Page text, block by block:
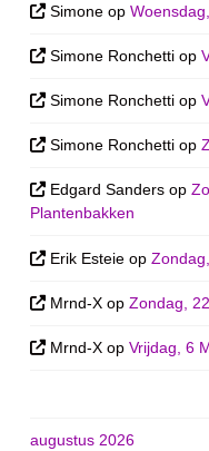
Simone op
Simone Ronchetti op
Simone Ronchetti op
Simone Ronchetti op
Edgard Sanders op
Plantenbakken
Erik Esteie op
Mrnd-X opZondag,
Mrnd-X opVrijdag, 6
augustus 2026